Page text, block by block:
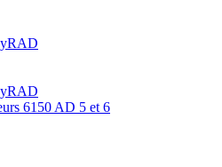
6150 AD 5 et 6